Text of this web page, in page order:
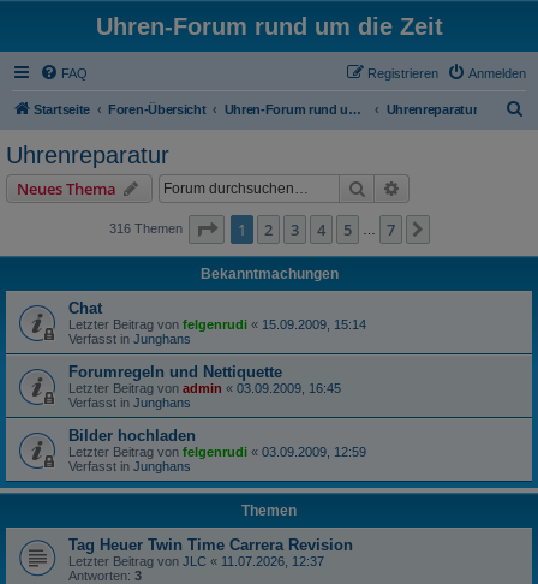
Uhren-Forum rund um die Zeit
FAQ Anmelden
Registrieren
Startseite Foren-Übersicht Uhren-Forum rund um alle Armbanduhren Uhrenreparatur
Uhrenreparatur
Neues Thema Suche
316 Themen Seite 1von
1 2 3 4 5 7
Bekanntmachungen
Chat
Letzter Beitrag von felgenrudi « 15.09.2009, 15:14
Verfasst in Junghans
Forumregeln und Nettiquette
Letzter Beitrag von admin « 03.09.2009, 16:45
Verfasst in Junghans
Bilder hochladen
Letzter Beitrag von felgenrudi « 03.09.2009, 12:59
Verfasst in Junghans
Themen
Tag Heuer Twin Time Carrera Revision
Letzter Beitrag von JLC « 11.07.2026, 12:37
Antworten: 3